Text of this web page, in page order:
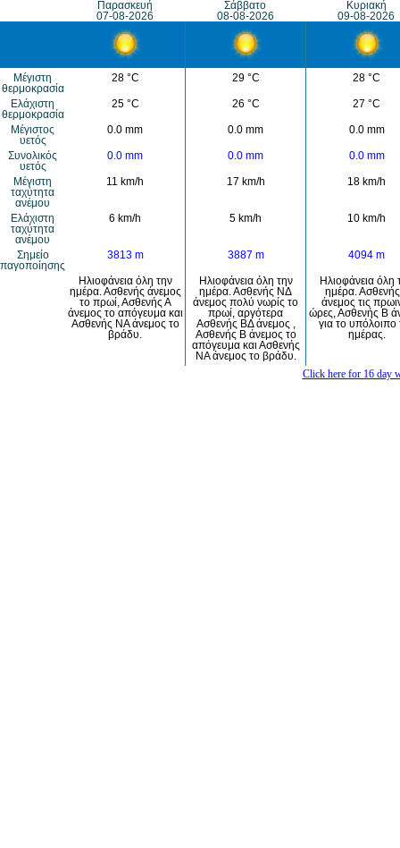
Παρασκευή
07-08-2026
Σάββατο
08-08-2026
Κυριακή
09-08-2026
Μέγιστη
θερμοκρασία
28 °C 29 °C 28 °C
Eλάχιστη
θερμοκρασία
25 °C 26 °C 27 °C
Μέγιστος
υετός
0.0 mm 0.0 mm 0.0 mm
Συνολικός
υετός
0.0 mm 0.0 mm 0.0 mm
Mέγιστη
ταχύτητα
ανέμου
11 km/h 17 km/h 18 km/h
Eλάχιστη
ταχύτητα
ανέμου
6 km/h 5 km/h 10 km/h
Σημείο
παγοποίησης
3813 m 3887 m 4094 m
Ηλιοφάνεια όλη την
ημέρα. Ασθενής άνεμος
το πρωί, Ασθενής Α
άνεμος το απόγευμα και
Ασθενής ΝΑ άνεμος το
βράδυ.
Ηλιοφάνεια όλη την
ημέρα. Ασθενής ΝΔ
άνεμος πολύ νωρίς το
πρωί, αργότερα
Ασθενής ΒΔ άνεμος ,
Ασθενής Β άνεμος το
απόγευμα και Ασθενής
ΝΑ άνεμος το βράδυ.
Ηλιοφάνεια όλη
ημέρα.
άνεμος τις
ώρες, Ασθενής Β
για το υπόλοιπο
ημέρας.
Click here for 16 day